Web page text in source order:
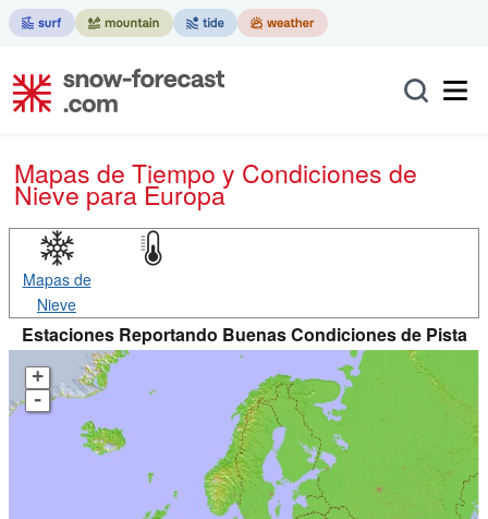
Mapas de Tiempo y Condiciones de
Nievepara Europa
Mapas de
Nieve
Estaciones Reportando Buenas Condiciones de Pista
+
-